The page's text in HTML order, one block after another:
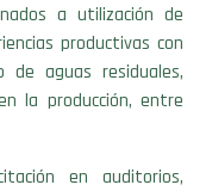
a utilización de
productivas con
aguas residuales,
la producción, entre
en auditorios,